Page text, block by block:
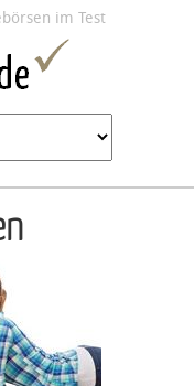
im Test